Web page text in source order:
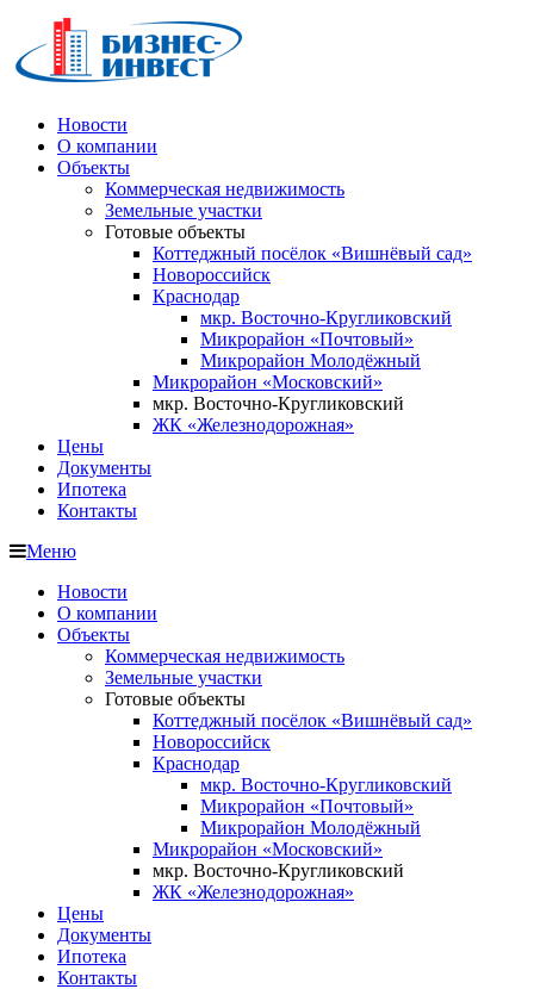
Новости
О компании
Объекты
Коммерческая недвижимость
Земельные участки
Готовые объекты
Коттеджный посёлок «Вишнёвый сад»
Новороссийск
Краснодар
мкр. Восточно-Кругликовский
Микрорайон «Почтовый»
Микрорайон Молодёжный
Микрорайон «Московский»
мкр. Восточно-Кругликовский
ЖК «Железнодорожная»
Цены
Документы
Ипотека
Контакты
Меню
Новости
О компании
Объекты
Коммерческая недвижимость
Земельные участки
Готовые объекты
Коттеджный посёлок «Вишнёвый сад»
Новороссийск
Краснодар
мкр. Восточно-Кругликовский
Микрорайон «Почтовый»
Микрорайон Молодёжный
Микрорайон «Московский»
мкр. Восточно-Кругликовский
ЖК «Железнодорожная»
Цены
Документы
Ипотека
Контакты